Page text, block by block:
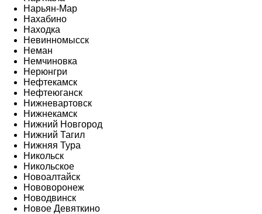
Нарьян-Мар
Нахабино
Находка
Невинномысск
Неман
Немчиновка
Нерюнгри
Нефтекамск
Нефтеюганск
Нижневартовск
Нижнекамск
Нижний Новгород
Нижний Тагил
Нижняя Тура
Никольск
Никольское
Новоалтайск
Нововоронеж
Новодвинск
Новое Девяткино